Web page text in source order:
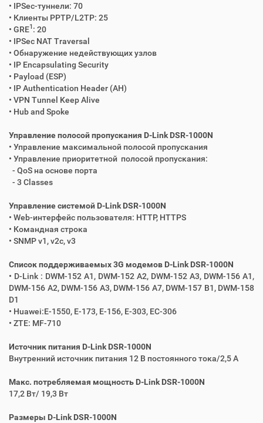
• IPSec-туннели: 70
• Клиенты PPTP/L2TP: 25
• GRE1 : 20
• IPSec NAT Traversal
• Обнаружение недействующих узлов
• IP Encapsulating Security
• Payload (ESP)
• IP Authentication Header (AH)
• VPN Tunnel Keep Alive
• Hub and Spoke
Управление полосой пропускания D-Link DSR-1000N
• Управление максимальной полосой пропускания
• Управление приоритетной полосой пропускания:
- QoS на основе порта
- 3 Classes
Управление системой D-Link DSR-1000N
• Web-интерфейс пользователя: HTTP, HTTPS
• Командная строка
• SNMP v1, v2c, v3
Список поддерживаемых 3G модемов D-Link DSR-1000N
• D-Link : DWM-152 A1, DWM-152 A2, DWM-152 A3, DWM-156 A1,
DWM-156 A2, DWM-156 A3, DWM-156 A7, DWM-157 B1, DWM-158
D1
• Huawei:E-1550, E-173, E-156, E-303, EC-306
• ZTE: MF-710
Источник питания D-Link DSR-1000N
Внутренний источник питания 12 В постоянного тока/2,5 А
Макс. потребляемая мощность D-Link DSR-1000N
17,2 Вт/ 19,3 Вт
Размеры D-Link DSR-1000N